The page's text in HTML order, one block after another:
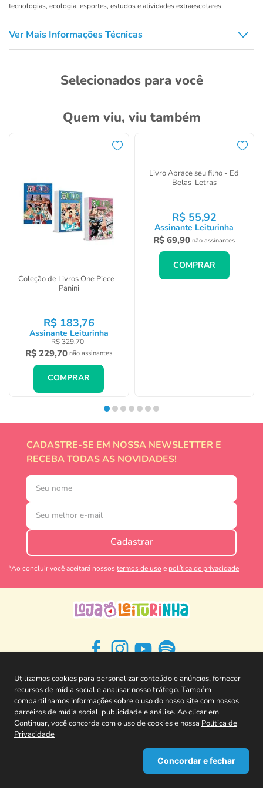
Utilizamos cookies para personalizar conteúdo e anúncios, fornecer
recursos de mídia social e analisar nosso tráfego. Também
compartilhamos informações sobre o uso do nosso site com nossos
parceiros de mídia social, publicidade e análise. Ao clicar em
Continuar, você concorda com o uso de cookies e nossa Política de
Privacidade
Concordar e fechar
tecnologias, ecologia, esportes, estudos e atividades extraescolares.
Ver Mais Informações Técnicas
Selecionados para você
Coleção de Livros
R$ 71,40
84 ,00
COMPRAR
Um Manual Completo Para Sua
Gestação - VR Editora
Assinante Leiturinha
R$ 79,90 não assinantes
COMPRAR
Quem viu, viu também
Coleção de Livros One Piece -
Panini
183,76
Assinante Leiturinha
329,70
Livro Abrace seu filho - Ed
Belas-Letras
R$ 55
Assinante Leiturinha
COMPRAR
CADASTRE-SE EM NOSSA NEWSLETTER E
RECEBA TODAS AS NOVIDADES!